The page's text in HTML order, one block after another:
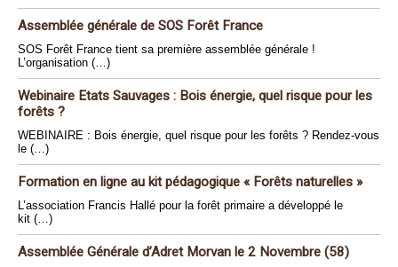
Assemblée générale de SOS Forêt France
SOS Forêt France tient sa première assemblée générale !
L’organisation (…)
Webinaire Etats Sauvages : Bois énergie, quel risque pour les
forêts ?
WEBINAIRE : Bois énergie, quel risque pour les forêts ? Rendez-vous
le (…)
Formation en ligne au kit pédagogique « Forêts naturelles »
L’association Francis Hallé pour la forêt primaire a développé le
kit (…)
Assemblée Générale d’Adret Morvan le 2 Novembre (58)